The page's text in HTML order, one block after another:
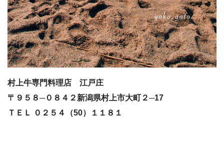
村上牛専門料理店 江戸庄
〒９５８─０８４２新潟県村上市大町２─17
ＴＥＬ ０２５４（50）１１８１